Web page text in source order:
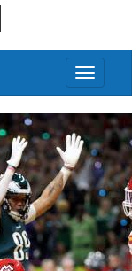
Activar/
menú